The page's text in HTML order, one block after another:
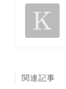
関連記事